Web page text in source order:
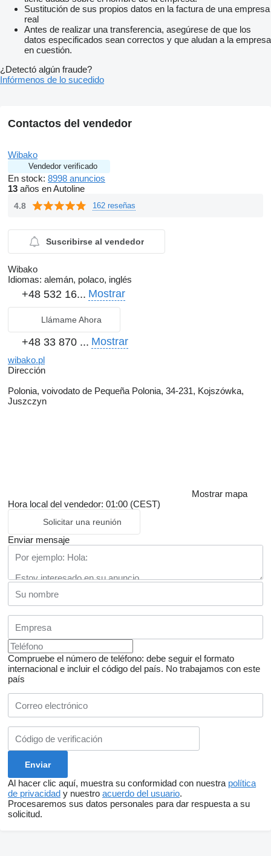
Sustitución de sus propios datos en la factura de una empresa
real
Antes de realizar una transferencia, asegúrese de que los
datos especificados sean correctos y que aludan a la empresa
en cuestión.
¿Detectó algún fraude?
Infórmenos de lo sucedido
Contactos del vendedor
Wibako
Vendedor verificado
En stock: 8998 anuncios
13 años en Autoline
4.8 162 reseñas
Suscribirse al vendedor
Wibako
Idiomas: alemán, polaco, inglés
+48 532 16... Mostrar
Llámame Ahora
+48 33 870 ... Mostrar
wibako.pl
Dirección
Polonia, voivodato de Pequeña Polonia, 34-231, Kojszówka,
Juszczyn
Mostrar mapa
Hora local del vendedor: 01:00 (CEST)
Solicitar una reunión
Enviar mensaje
Compruebe el número de teléfono: debe seguir el formato
internacional e incluir el código del país. No trabajamos con este
país
Al hacer clic aquí, muestra su conformidad con nuestra política
de privacidad y nuestro acuerdo del usuario.
Procesaremos sus datos personales para dar respuesta a su
solicitud.